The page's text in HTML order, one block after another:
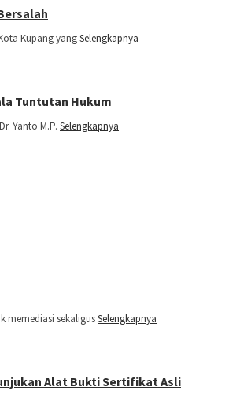
Kupang yangSelengkapnya
Tuntutan Hukum
Yanto M.P. Selengkapnya
memediasi sekaligusSelengkapnya
Alat Bukti Sertifikat Asli